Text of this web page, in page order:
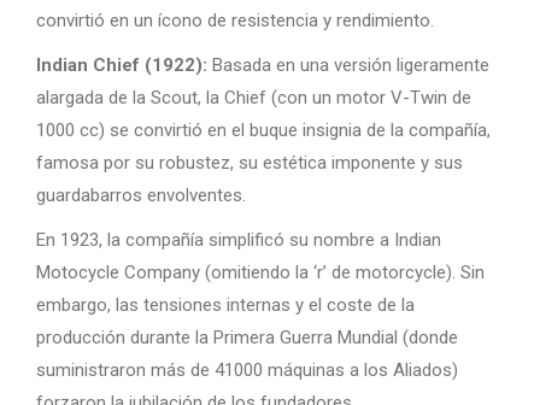
convirtió en un ícono de resistencia y rendimiento.
Indian Chief (1922): Basada en una versión ligeramente
alargada de la Scout, la Chief (con un motor V-Twin de
1000 cc) se convirtió en el buque insignia de la compañía,
famosa por su robustez, su estética imponente y sus
guardabarros envolventes.
En 1923, la compañía simplificó su nombre a Indian
Motocycle Company (omitiendo la ‘r’ de motorcycle). Sin
embargo, las tensiones internas y el coste de la
producción durante la Primera Guerra Mundial (donde
suministraron más de 41000 máquinas a los Aliados)